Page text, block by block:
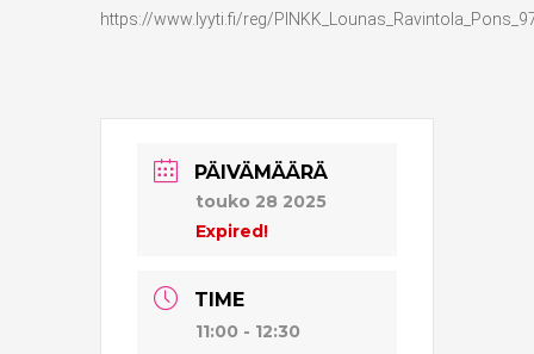
https://www.lyyti.fi/reg/
PÄIVÄMÄÄRÄ
touko 28 2025
Expired!
TIME
11:00 - 12:30